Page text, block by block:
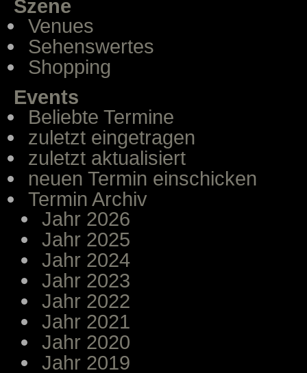
Szene
Venues
Sehenswertes
Shopping
Events
Beliebte Termine
zuletzt eingetragen
zuletzt aktualisiert
neuen Termin einschicken
Termin Archiv
Jahr 2026
Jahr 2025
Jahr 2024
Jahr 2023
Jahr 2022
Jahr 2021
Jahr 2020
Jahr 2019